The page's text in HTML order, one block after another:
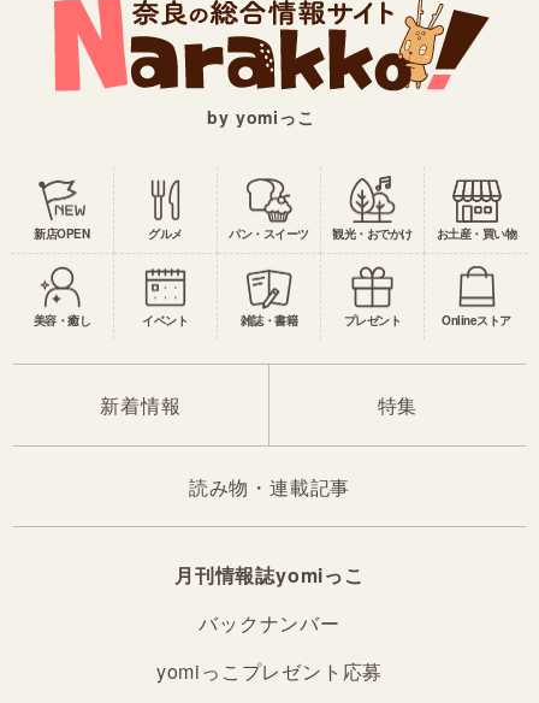
by yomiっこ
新店OPEN グルメ パン・スイーツ 観光・おでかけ お土産・買い物
美容・癒し イベント 雑誌・書籍 プレゼント Onlineストア
新着情報 特集
読み物・連載記事
月刊情報誌yomiっこ
バックナンバー
yomiっこプレゼント応募